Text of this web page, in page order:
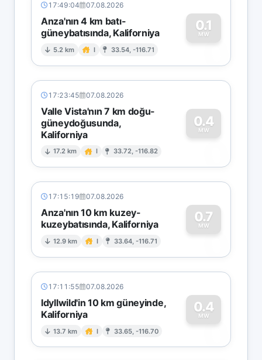
17:49:04 07.08.2026
Anza'nın 4 km batı-
güneybatısında, Kaliforniya
5.2 km I 33.54, -116.71
0.1
MW
0
17:23:45 07.08.2026
Valle Vista'nın 7 km doğu-
güneydoğusunda,
Kaliforniya
17.2 km I 33.72, -116.82
0.4
MW
0
17:15:19 07.08.2026
Anza'nın 10 km kuzey-
kuzeybatısında, Kaliforniya
12.9 km I 33.64, -116.71
0.7
MW
0
17:11:55 07.08.2026
Idyllwild'in 10 km güneyinde,
Kaliforniya
13.7 km I 33.65, -116.70
0.4
MW
0